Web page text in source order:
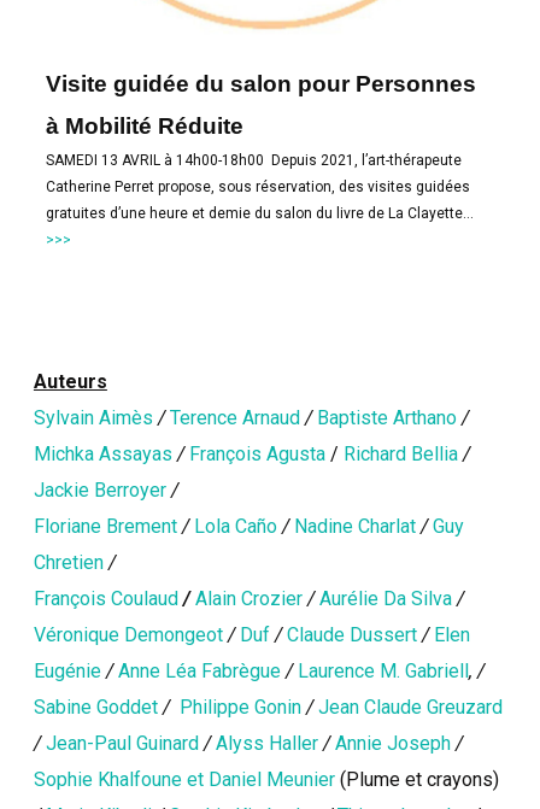
Visite guidée du salon pour Personnes
à Mobilité Réduite
SAMEDI 13 AVRIL à 14h00-18h00 Depuis 2021, l’art-thérapeute
Catherine Perret propose, sous réservation, des visites guidées
gratuites d’une heure et demie du salon du livre de La Clayette…
>>>
Auteurs
Sylvain Aimès /Terence Arnaud / Baptiste Arthano /
Michka Assayas / François Agusta/ Richard Bellia /
Jackie Berroyer /
Floriane Brement / Lola Caño / Nadine Charlat /Guy
Chretien /
François Coulaud /Alain Crozier /Aurélie Da Silva /
Véronique Demongeot / Duf /Claude Dussert / Elen
Eugénie /Anne Léa Fabrègue / Laurence M. Gabriell, /
Sabine Goddet / Philippe Gonin /Jean Claude Greuzard
/Jean-Paul Guinard /Alyss Haller /Annie Joseph /
Sophie Khalfoune et Daniel Meunier(Plume et crayons)